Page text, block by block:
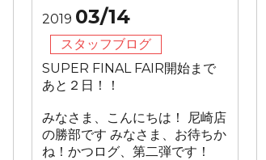
2019 03/14
スタッフブログ
SUPER FINAL FAIR開始まで
あと２日！！
みなさま、こんにちは！ 尼崎店
の勝部です みなさま、お待ちか
ね！かつログ、第二弾です！